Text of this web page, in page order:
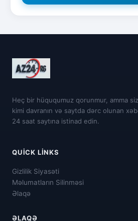
Heç bir hüququmuz qorunmur, amma
kimi davranın və saytda dərc olunan
24 saat saytına istinad edin.
QUICK LINKS
Gizlilik Siyasəti
Məlumatların Silinməsi
Əlaqə
ƏLAQƏ